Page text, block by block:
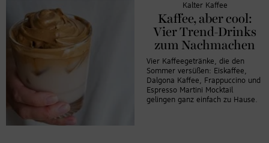
Kalter Kaffee
Kaffee, aber cool:
Vier Trend-Drinks
zum Nachmachen
Vier Kaffeegetränke, die den
Sommer versüßen: Eiskaffee,
Dalgona Kaffee, Frappuccino und
Espresso Martini Mocktail
gelingen ganz einfach zu Hause.